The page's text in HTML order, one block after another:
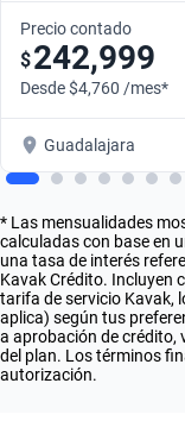
Precio contado
$242,999
Desde $4,760 /mes*
Guadalajara
* Las mensualidades
calculadas con base en
una tasa de interés
Kavak Crédito. Incluyen
tarifa de servicio Kavak,
aplica) según tus
a aprobación de crédito,
del plan. Los términos
autorización.